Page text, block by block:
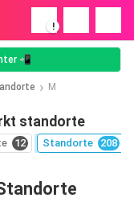
!
📲
M
standorte
12 Standorte 208